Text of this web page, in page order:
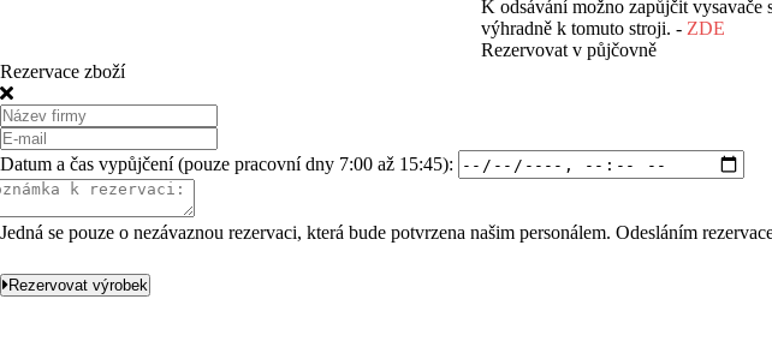
K odsávání možno zapůjčit vysavače
výhradně k tomuto stroji. - ZDE
Rezervovat v půjčovně
Rezervace zboží
Datum a čas vypůjčení (pouze pracovní dny 7:00 až 15:45):
Jedná se pouze o nezávaznou rezervaci, která bude potvrzena našim personálem. Odesláním
Rezervovat výrobek